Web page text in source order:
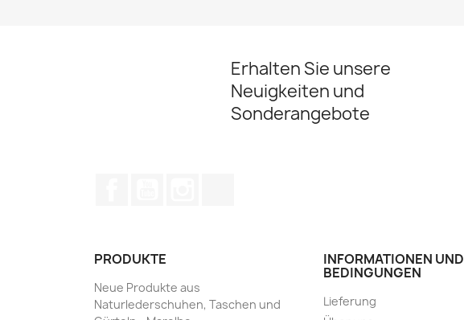
Erhalten Sie unsere
Neuigkeiten und
Sonderangebote
PRODUKTE
Neue Produkte aus
Naturlederschuhen, Taschen und
INFORMATIONEN UND
BEDINGUNGEN
Lieferung